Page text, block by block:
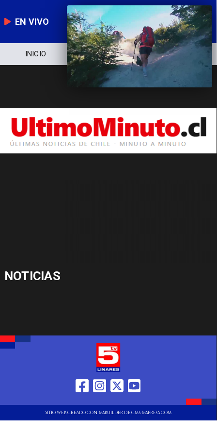
EN VIVO
INICIO NOTICIERO POLÍTICA
NOTICIAS
SITIO WEB CREADO CON MSBUILDER DE CMS-MSPRESS.COM